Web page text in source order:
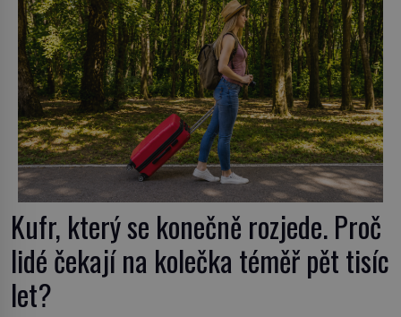
nápadu, který změní způsob pití po celém […]
Kufr, který se konečně rozjede. Proč
lidé čekají na kolečka téměř pět tisíc
let?